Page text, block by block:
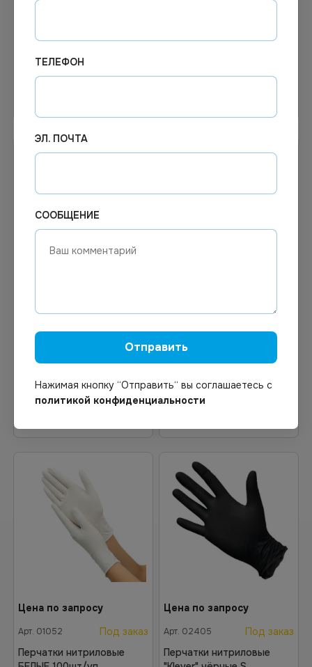
чёрные р. XL 200/1000
Арт.00760
Под заказ
Перчатки нитриловые р. S
Арт.00453
В наличии
голубые р. L 100шт/уп
Цена по запросу
Арт. 01052
Под заказ
Перчатки нитриловые
Цена по запросу
Арт. 02405
Под заказ
Перчатки нитриловые
ТЕЛЕФОН
ЭЛ. ПОЧТА
СООБЩЕНИЕ
Отправить
Нажимая кнопку “Отправить“ вы соглашаетесь с
политикой конфиденциальности